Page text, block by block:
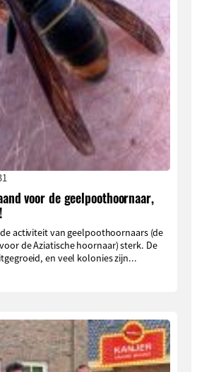
voor de geelpoothoornaar,
activiteit van geelpoothoornaars (de
de Aziatische hoornaar) sterk. De
en veel kolonies zijn...